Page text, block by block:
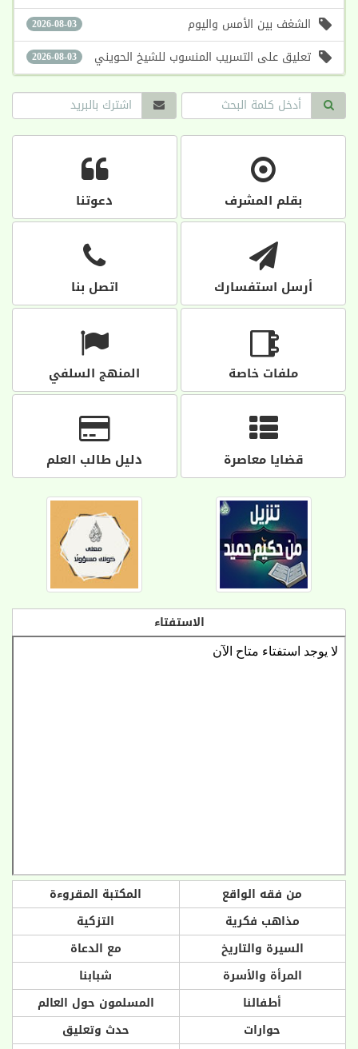
2026-08-03 الشغف بين الأمس واليوم
2026-08-03 تعليق على التسريب المنسوب للشيخ الحويني
بقلم المشرف دعوتنا
أرسل استفسارك اتصل بنا
ملفات خاصة المنهج السلفي
قضايا معاصرة دليل طالب العلم
الاستفتاء
من فقه الواقع
المكتبة المقروءة
مذاهب فكرية
التزكية
السيرة والتاريخ
مع الدعاة
المرأة والأسرة
شبابنا
أطفالنا
المسلمون حول العالم
حوارات
حدث وتعليق